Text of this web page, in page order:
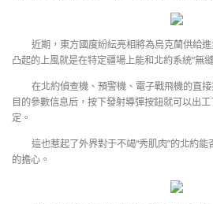
近期，東方國度紛紜亮相將為烏克蘭供給
凸起的上風就是在特定疆場上能和北約系統“無縫
在北約偵查機、預警機、電子戰飛機的直
目的參數信息后，按下發射導彈按鈕就可以出
定。
這也惹起了外界對于不竭“秀肌肉”的北約能
的擔心。